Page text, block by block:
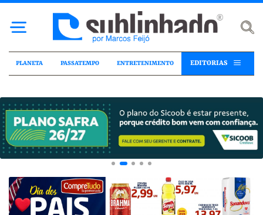
PLANETA PASSATEMPO ENTRETENIMENTO EDITORIAS